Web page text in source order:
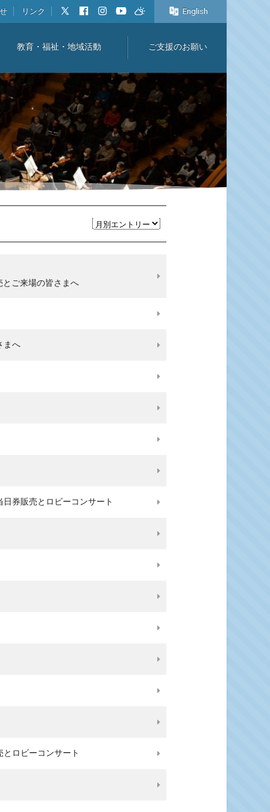
リンク English
教育・福祉・地域活動 ご支援のお願い
ご来場の皆さまへ
まへ
券販売とロビーコンサート
ロビーコンサート